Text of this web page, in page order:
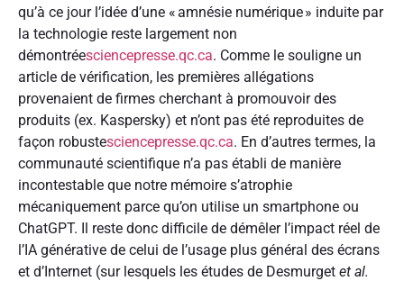
qu’à ce jour l’idée d’une « amnésie numérique » induite par
la technologie reste largement non
démontréesciencepresse.qc.ca. Comme le souligne un
article de vérification, les premières allégations
provenaient de firmes cherchant à promouvoir des
produits (ex. Kaspersky) et n’ont pas été reproduites de
façon robustesciencepresse.qc.ca. En d’autres termes, la
communauté scientifique n’a pas établi de manière
incontestable que notre mémoire s’atrophie
mécaniquement parce qu’on utilise un smartphone ou
ChatGPT. Il reste donc difficile de démêler l’impact réel de
l’IA générative de celui de l’usage plus général des écrans
et d’Internet (sur lesquels les études de Desmurget et al.